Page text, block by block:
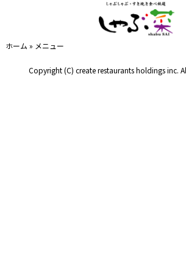
ホーム » メニュー
Copyright (C) create restaurants holdings inc.